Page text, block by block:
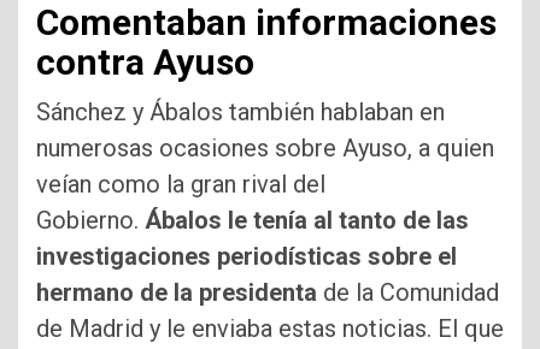
Comentaban informaciones
contra Ayuso
Sánchez y Ábalos también hablaban en
numerosas ocasiones sobre Ayuso, a quien
veían como la gran rival del
Gobierno. Ábalos le tenía al tanto de las
investigaciones periodísticas sobre el
hermano de la presidenta de la Comunidad
de Madrid y le enviaba estas noticias. El que